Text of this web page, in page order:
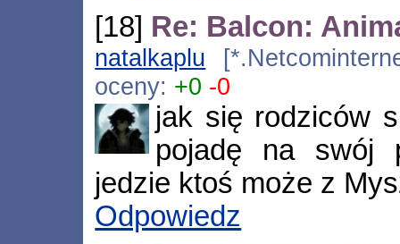
[18] Re: Balcon:
natalkaplu
oceny: +0 -0
jak się rodziców
pojadę na swój
jedzie ktoś może z
Odpowiedz